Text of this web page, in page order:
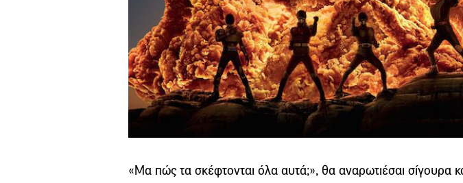
«Μα πώς τα σκέφτονται όλα αυτά;», θα αναρωτιέσαι σίγουρα